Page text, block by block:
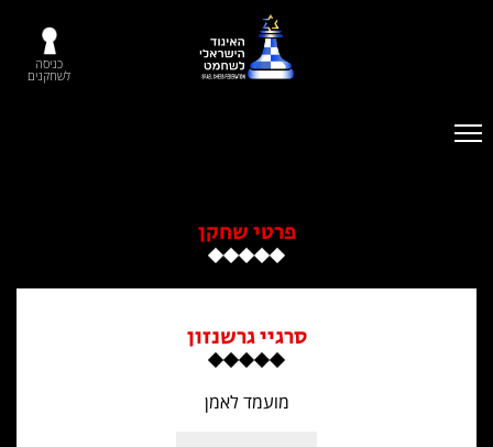
כניסה
לשחקנים
פרטי שחקן
סרגיי גרשנזון
מועמד לאמן